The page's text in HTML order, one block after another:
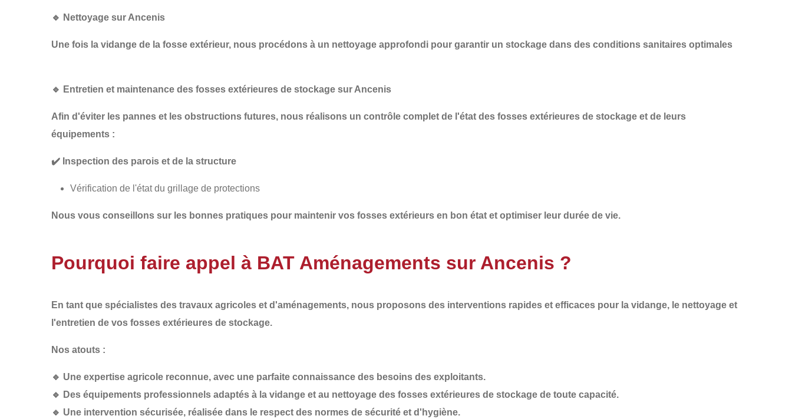
🔹 Nettoyage sur Ancenis
Une fois la vidange de la fosse extérieur, nous procédons à un nettoyage approfondi pour garantir un stockage dans des conditions sanitaires optimales
🔹 Entretien et maintenance des fosses extérieures de stockage sur Ancenis
Afin d'éviter les pannes et les obstructions futures, nous réalisons un contrôle complet de l'état des fosses extérieures de stockage et de leurs
équipements :
✔️ Inspection des parois et de la structure
Vérification de l'état du grillage de protections
Nous vous conseillons sur les bonnes pratiques pour maintenir vos fosses extérieurs en bon état et optimiser leur durée de vie.
Pourquoi faire appel à BAT Aménagements sur Ancenis ?
En tant que spécialistes des travaux agricoles et d'aménagements, nous proposons des interventions rapides et efficaces pour la vidange, le nettoyage et
l'entretien de vos fosses extérieures de stockage.
Nos atouts :
🔹 Une expertise agricole reconnue, avec une parfaite connaissance des besoins des exploitants.
🔹 Des équipements professionnels adaptés à la vidange et au nettoyage des fosses extérieures de stockage de toute capacité.
🔹 Une intervention sécurisée, réalisée dans le respect des normes de sécurité et d'hygiène.